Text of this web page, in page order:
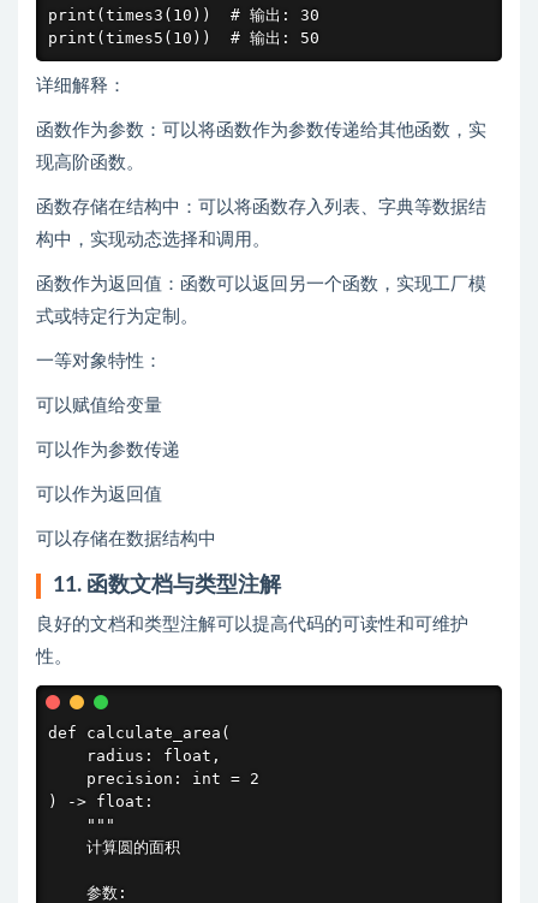
print(times3(10))  # 输出: 30
print(times5(10))  # 输出: 50
详细解释：
函数作为参数：可以将函数作为参数传递给其他函数，实
现高阶函数。
函数存储在结构中：可以将函数存入列表、字典等数据结
构中，实现动态选择和调用。
函数作为返回值：函数可以返回另一个函数，实现工厂模
式或特定行为定制。
一等对象特性：
可以赋值给变量
可以作为参数传递
可以作为返回值
可以存储在数据结构中
11. 函数文档与类型注解
良好的文档和类型注解可以提高代码的可读性和可维护
性。
def calculate_area(
    radius: float,
    precision: int = 2
) -> float:
    """
    计算圆的面积
    参数: